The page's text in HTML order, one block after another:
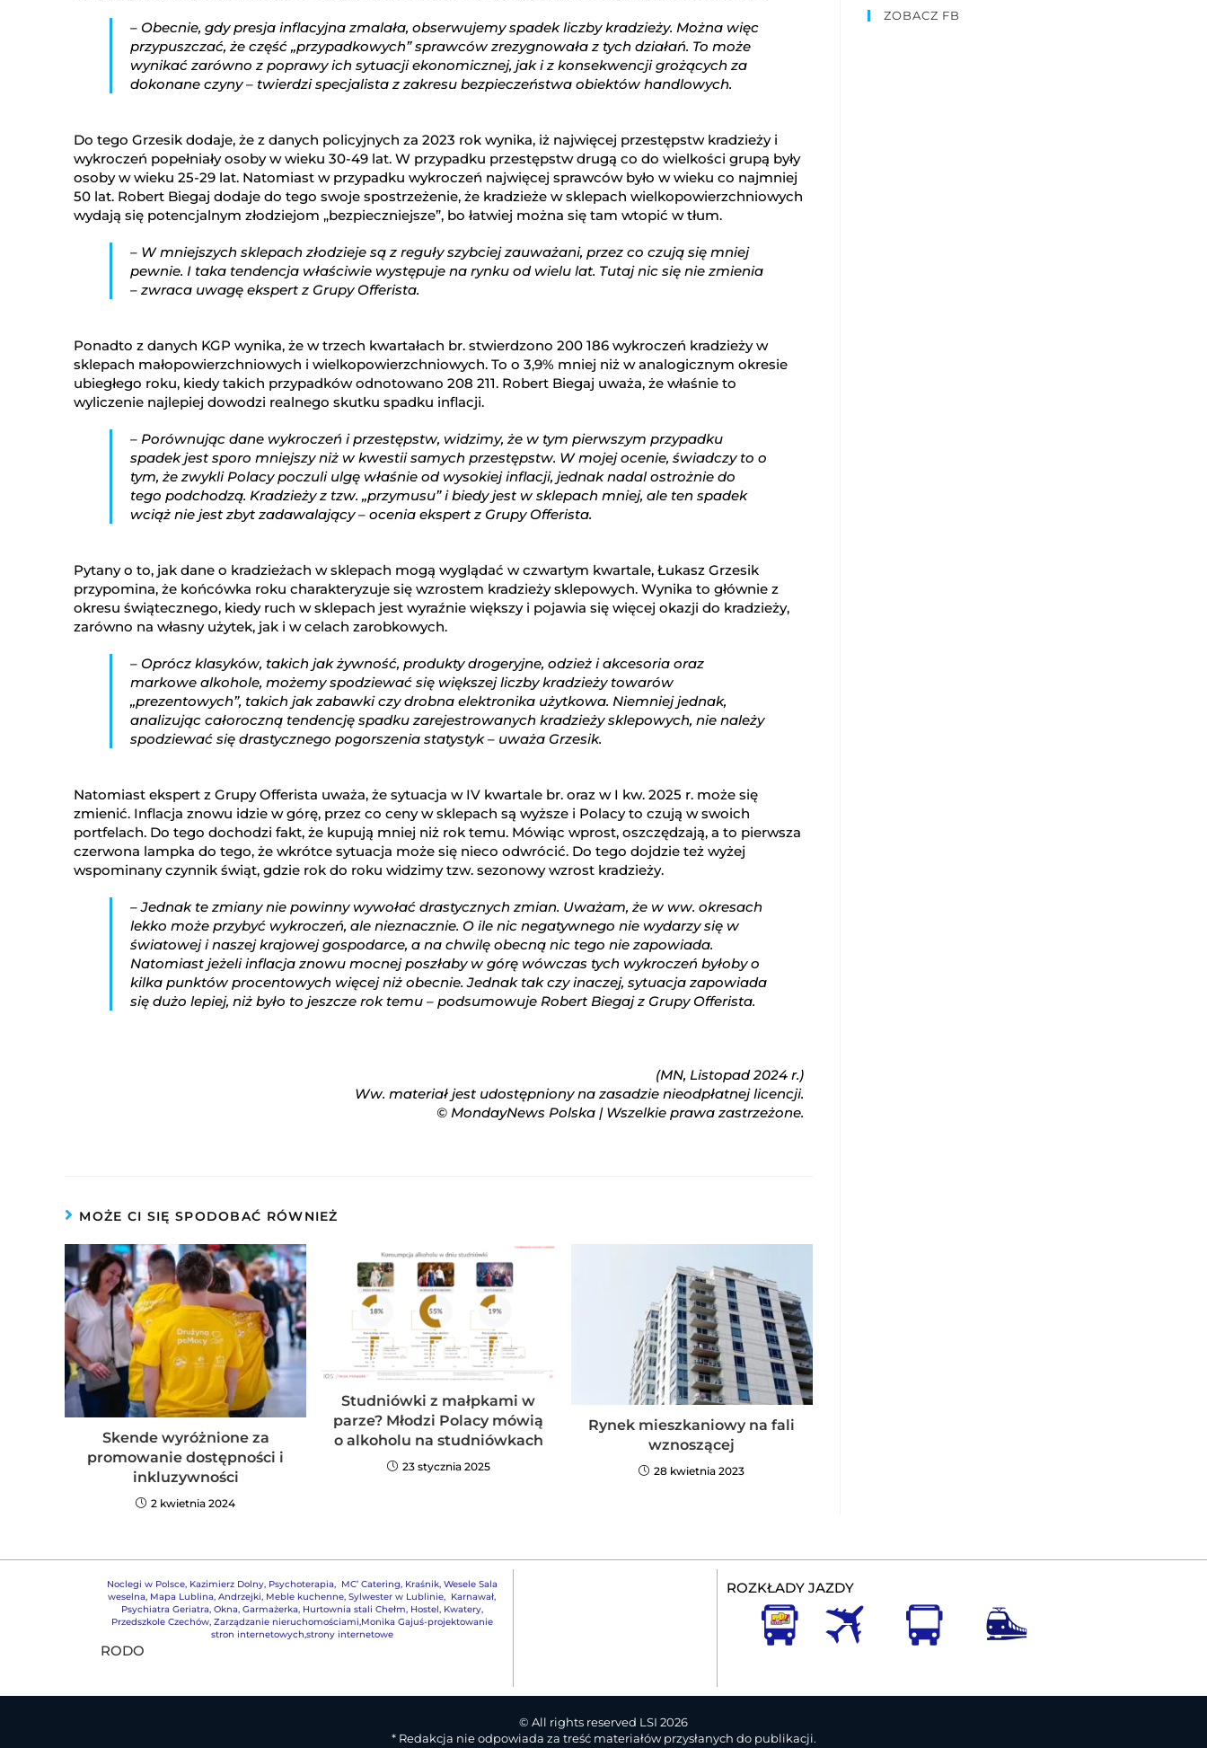
– Obecnie, gdy presja inflacyjna zmalała, obserwujemy spadek liczby kradzieży. Można więc
przypuszczać, że część „przypadkowych” sprawców zrezygnowała z tych działań. To może
wynikać zarówno z poprawy ich sytuacji ekonomicznej, jak i z konsekwencji grożących za
dokonane czyny – twierdzi specjalista z zakresu bezpieczeństwa obiektów handlowych.
Do tego Grzesik dodaje, że z danych policyjnych za 2023 rok wynika, iż najwięcej przestępstw kradzieży i
wykroczeń popełniały osoby w wieku 30-49 lat. W przypadku przestępstw drugą co do wielkości grupą były
osoby w wieku 25-29 lat. Natomiast w przypadku wykroczeń najwięcej sprawców było w wieku co najmniej
50 lat. Robert Biegaj dodaje do tego swoje spostrzeżenie, że kradzieże w sklepach wielkopowierzchniowych
wydają się potencjalnym złodziejom „bezpieczniejsze”, bo łatwiej można się tam wtopić w tłum.
– W mniejszych sklepach złodzieje są z reguły szybciej zauważani, przez co czują się mniej
pewnie. I taka tendencja właściwie występuje na rynku od wielu lat. Tutaj nic się nie zmienia
– zwraca uwagę ekspert z Grupy Offerista.
Ponadto z danych KGP wynika, że w trzech kwartałach br. stwierdzono 200 186 wykroczeń kradzieży w
sklepach małopowierzchniowych i wielkopowierzchniowych. To o 3,9% mniej niż w analogicznym okresie
ubiegłego roku, kiedy takich przypadków odnotowano 208 211. Robert Biegaj uważa, że właśnie to
wyliczenie najlepiej dowodzi realnego skutku spadku inflacji.
– Porównując dane wykroczeń i przestępstw, widzimy, że w tym pierwszym przypadku
spadek jest sporo mniejszy niż w kwestii samych przestępstw. W mojej ocenie, świadczy to o
tym, że zwykli Polacy poczuli ulgę właśnie od wysokiej inflacji, jednak nadal ostrożnie do
tego podchodzą. Kradzieży z tzw. „przymusu” i biedy jest w sklepach mniej, ale ten spadek
wciąż nie jest zbyt zadawalający – ocenia ekspert z Grupy Offerista.
Pytany o to, jak dane o kradzieżach w sklepach mogą wyglądać w czwartym kwartale, Łukasz Grzesik
przypomina, że końcówka roku charakteryzuje się wzrostem kradzieży sklepowych. Wynika to głównie z
okresu świątecznego, kiedy ruch w sklepach jest wyraźnie większy i pojawia się więcej okazji do kradzieży,
zarówno na własny użytek, jak i w celach zarobkowych.
– Oprócz klasyków, takich jak żywność, produkty drogeryjne, odzież i akcesoria oraz
markowe alkohole, możemy spodziewać się większej liczby kradzieży towarów
„prezentowych”, takich jak zabawki czy drobna elektronika użytkowa. Niemniej jednak,
analizując całoroczną tendencję spadku zarejestrowanych kradzieży sklepowych, nie należy
spodziewać się drastycznego pogorszenia statystyk – uważa Grzesik.
Natomiast ekspert z Grupy Offerista uważa, że sytuacja w IV kwartale br. oraz w I kw. 2025 r. może się
zmienić. Inflacja znowu idzie w górę, przez co ceny w sklepach są wyższe i Polacy to czują w swoich
portfelach. Do tego dochodzi fakt, że kupują mniej niż rok temu. Mówiąc wprost, oszczędzają, a to pierwsza
czerwona lampka do tego, że wkrótce sytuacja może się nieco odwrócić. Do tego dojdzie też wyżej
wspominany czynnik świąt, gdzie rok do roku widzimy tzw. sezonowy wzrost kradzieży.
– Jednak te zmiany nie powinny wywołać drastycznych zmian. Uważam, że w ww. okresach
lekko może przybyć wykroczeń, ale nieznacznie. O ile nic negatywnego nie wydarzy się w
światowej i naszej krajowej gospodarce, a na chwilę obecną nic tego nie zapowiada.
Natomiast jeżeli inflacja znowu mocnej poszłaby w górę wówczas tych wykroczeń byłoby o
kilka punktów procentowych więcej niż obecnie. Jednak tak czy inaczej, sytuacja zapowiada
się dużo lepiej, niż było to jeszcze rok temu – podsumowuje Robert Biegaj z Grupy Offerista.
(MN, Listopad 2024 r.)
Ww. materiał jest udostępniony na zasadzie nieodpłatnej licencji.
© MondayNews Polska | Wszelkie prawa zastrzeżone.
MOŻE CI SIĘ SPODOBAĆ RÓWNIEŻ
Skende wyróżnione za
promowanie dostępności i
inkluzywności
2 kwietnia 2024
Studniówki z małpkami w
parze? Młodzi Polacy mówią
o alkoholu na studniówkach
23 stycznia 2025
Rynek mieszkaniowy na fali
wznoszącej
28 kwietnia 2023
ZOBACZ FB
Noclegi w Polsce, Kazimierz Dolny, Psychoterapia, MC’ Catering, Kraśnik, Wesele Sala
weselna, Mapa Lublina,Andrzejki, Meble kuchenne,Sylwester w Lublinie, Karnawał,
Psychiatra Geriatra, Okna, Garmażerka, Hurtownia stali Chełm, Hostel, Kwatery,
Przedszkole Czechów, Zarządzanie nieruchomościami,Monika Gajuś-projektowanie
stron internetowych,strony internetowe
RODO
ROZKŁADY JAZDY
© All rights reserved LSI 2026
* Redakcja nie odpowiada za treść materiałów przysłanych do publikacji.